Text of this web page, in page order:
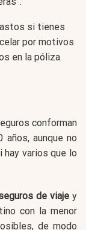
si tienes
por motivos
en la póliza.
conforman
aunque no
varios que lo
de viajey
con la menor
de modo